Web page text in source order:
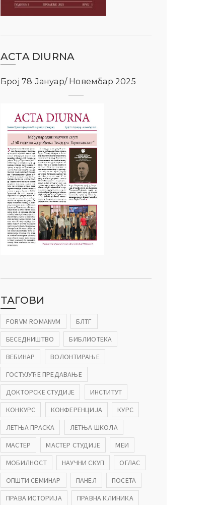
ACTA DIURNA
Број 78 Јануар/ Новембар 2025
ТАГОВИ
FORVM ROMANVM
БЛТГ
БЕСЕДНИШТВО
БИБЛИОТЕКА
ВЕБИНАР
ВОЛОНТИРАЊЕ
ГОСТУЈУЋЕ ПРЕДАВАЊЕ
ДОКТОРСКЕ СТУДИЈЕ
ИНСТИТУТ
КОНКУРС
КОНФЕРЕНЦИЈА
КУРС
ЛЕТЊА ПРАСКА
ЛЕТЊА ШКОЛА
МАСТЕР
МАСТЕР СТУДИЈЕ
МЕИ
МОБИЛНОСТ
НАУЧНИ СКУП
ОГЛАС
ОПШТИ СЕМИНАР
ПАНЕЛ
ПОСЕТА
ПРАВА ИСТОРИЈА
ПРАВНА КЛИНИКА